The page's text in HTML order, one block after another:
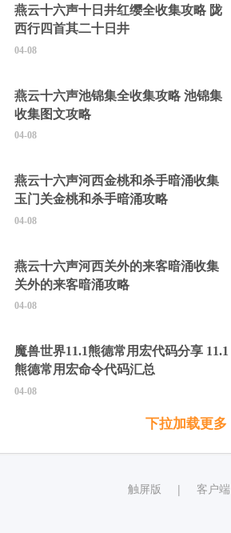
燕云十六声十日井红缨全收集攻略 陇
西行四首其二十日井
04-08
燕云十六声池锦集全收集攻略 池锦集
收集图文攻略
04-08
燕云十六声河西金桃和杀手暗涌收集
玉门关金桃和杀手暗涌攻略
04-08
燕云十六声河西关外的来客暗涌收集
关外的来客暗涌攻略
04-08
魔兽世界11.1熊德常用宏代码分享 11.1
熊德常用宏命令代码汇总
04-08
下拉加载更多
触屏版 | 客户端